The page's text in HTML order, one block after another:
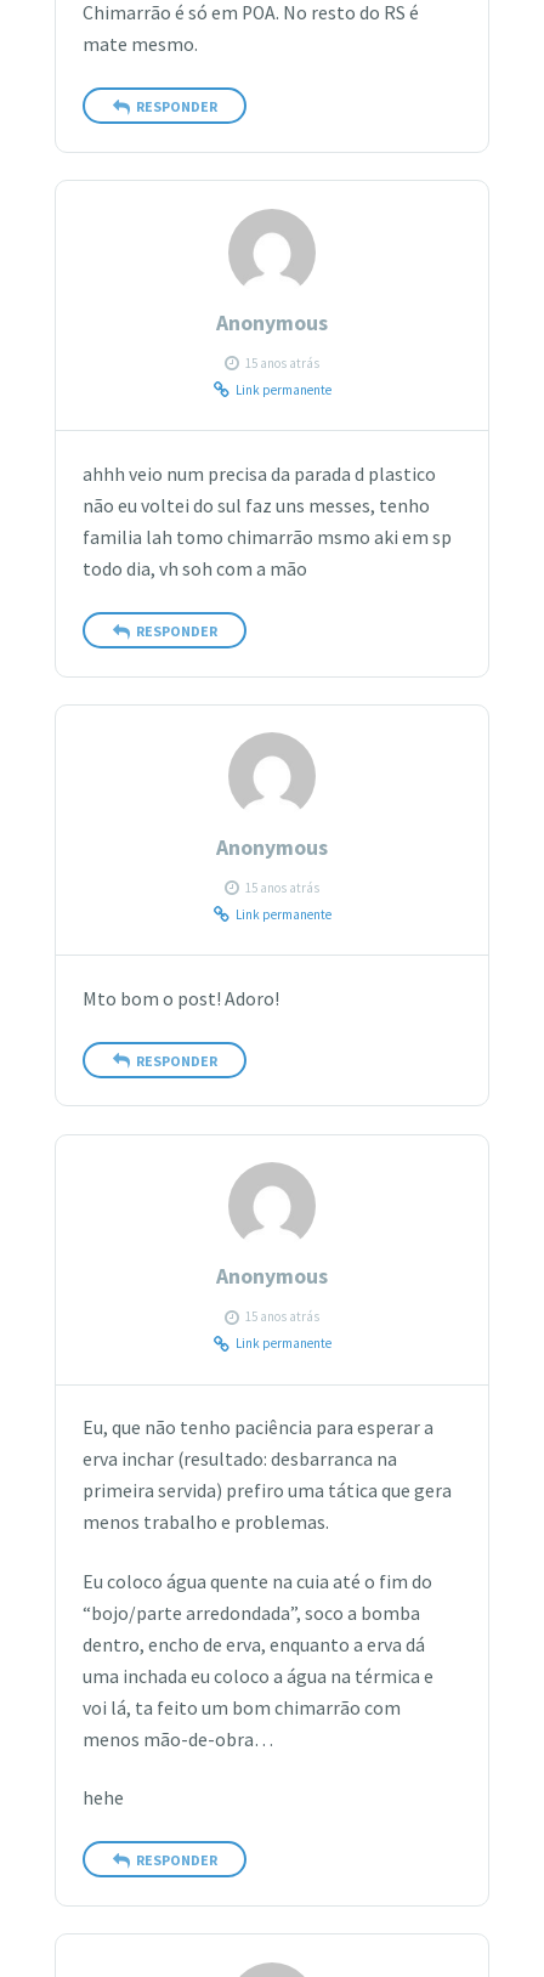
Chimarrão é só em POA. No resto do RS é
mate mesmo.
RESPONDER
Anonymous
15 anos atrás
Link permanente
ahhh veio num precisa da parada d plastico
não eu voltei do sul faz uns messes, tenho
familia lah tomo chimarrão msmo aki em sp
todo dia, vh soh com a mão
RESPONDER
Anonymous
15 anos atrás
Link permanente
Mto bom o post! Adoro!
RESPONDER
Anonymous
15 anos atrás
Link permanente
Eu, que não tenho paciência para esperar a
erva inchar (resultado: desbarranca na
primeira servida) prefiro uma tática que gera
menos trabalho e problemas.
Eu coloco água quente na cuia até o fim do
“bojo/parte arredondada”, soco a bomba
dentro, encho de erva, enquanto a erva dá
uma inchada eu coloco a água na térmica e
voi lá, ta feito um bom chimarrão com
menos mão-de-obra…
hehe
RESPONDER